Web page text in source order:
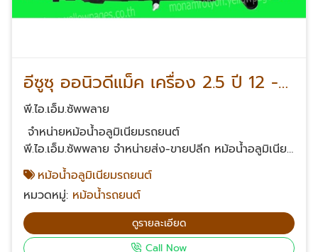
อีซูซุ ออนิวดีแม็ค เครื่อง 2.5 ปี 12 -
15 เกียร์ธรรมดา
พี.ไอ.เอ็ม.ซัพพลาย
จำหน่ายหม้อน้ำอลูมิเนียมรถยนต์
พี.ไอ.เอ็ม.ซัพพลาย จำหน่ายส่ง-ขายปลีก หม้อน้ำอลูมิเนียม
รถยนต์ หม้อน้ำอลูมิเนียมทั้งใบคุณภาพส่งออก มีทุกรุ่น
ทุกยี่ห้อ สนใจสั่งซื้อหรือสอบถามเพิ่มเติมเกี่ยวกับหม้อน้ำ
อลูมิเนียมรถยนต์ โทรศัพท์ 061-624-2342, 063-232-
2361, 085-539-2453, 099-326-4142 Email:
suriyonl@yahoo.com Facebook: พี.ไอ.เอ็ม.ซัพพลาย
หม้อน้ำอลูมิเนียมรถยนต์
หมวดหมู่: หม้อน้ำรถยนต์
ดูรายละเอียด
Call Now